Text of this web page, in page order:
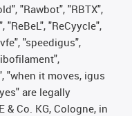
"Rawbot", "RBTX",
"ReBeL", "ReCyycle",
"speedigus",
"when it moves, igus
are legally
Co. KG, Cologne, in